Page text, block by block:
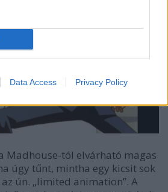
Data Access Privacy Policy
Madhouse-tól elvárható magas
úgy tűnt, mintha egy kicsit sok
ún. „limited animation”. A